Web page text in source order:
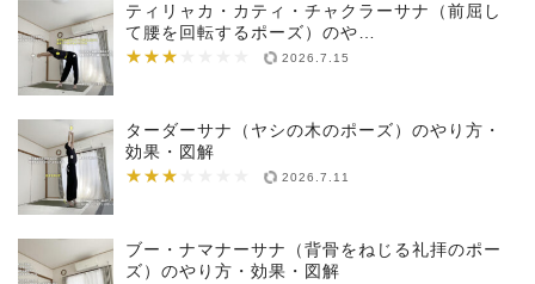
ティリャカ・カティ・チャクラーサナ（前屈し
て腰を回転するポーズ）のや…
★★★
★★★★★★★ 2026.7.15
ターダーサナ（ヤシの木のポーズ）のやり方・
効果・図解
★★★
★★★★★★★ 2026.7.11
ブー・ナマナーサナ（背骨をねじる礼拝のポー
ズ）のやり方・効果・図解